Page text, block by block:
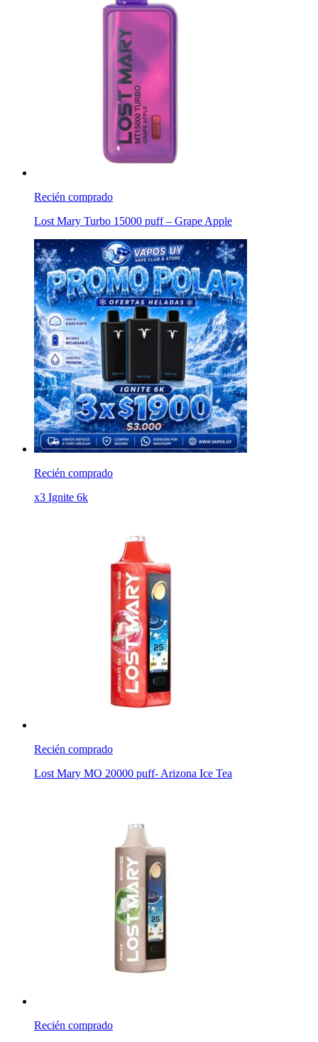
Recién comprado
Lost Mary Turbo 15000 puff – Grape Apple
Recién comprado
x3 Ignite 6k
Recién comprado
Lost Mary MO 20000 puff- Arizona Ice Tea
Recién comprado